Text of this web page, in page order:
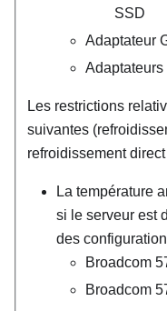
SSD
Adaptateur
Adaptateurs
Les restrictions
suivantes
refroidissement
La température
si le serveur est
des
Broadcom
Broadcom